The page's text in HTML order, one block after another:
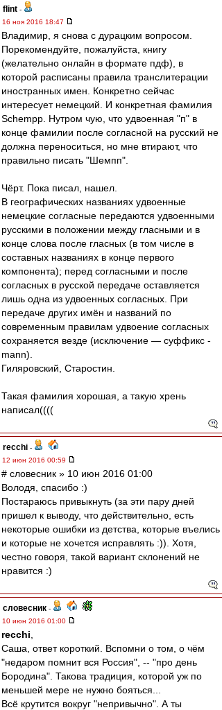
flint -
16 ноя 2016 18:47
Владимир, я снова с дурацким вопросом.
Порекомендуйте, пожалуйста, книгу
(желательно онлайн в формате пдф), в
которой расписаны правила транслитерации
иностранных имен. Конкретно сейчас
интересует немецкий. И конкретная фамилия
Schempp. Нутром чую, что удвоенная "п" в
конце фамилии после согласной на русский не
должна переноситься, но мне втирают, что
правильно писать "Шемпп".
Чёрт. Пока писал, нашел.
В географических названиях удвоенные
немецкие согласные передаются удвоенными
русскими в положении между гласными и в
конце слова после гласных (в том числе в
составных названиях в конце первого
компонента); перед согласными и после
согласных в русской передаче оставляется
лишь одна из удвоенных согласных. При
передаче других имён и названий по
современным правилам удвоение согласных
сохраняется везде (исключение — суффикс -
mann).
Гиляровский, Старостин.
Такая фамилия хорошая, а такую хрень
написал((((
recchi -
12 июн 2016 00:59
# словесник » 10 июн 2016 01:00
Володя, спасибо :)
Постараюсь привыкнуть (за эти пару дней
пришел к выводу, что действительно, есть
некоторые ошибки из детства, которые въелись
и которые не хочется исправлять :)). Хотя,
честно говоря, такой вариант склонений не
нравится :)
словесник -
10 июн 2016 01:00
recchi
Саша, ответ короткий. Вспомни о том, о чём
"недаром помнит вся Россия", -- "про день
Бородина". Такова традиция, которой уж по
меньшей мере не нужно бояться...
Всё крутится вокруг "непривычно". А ты